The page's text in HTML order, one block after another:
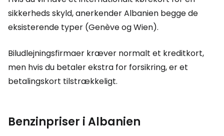
sikkerheds skyld, anerkender Albanien begge de
eksisterende typer (Genève og Wien).
Biludlejningsfirmaer kræver normalt et kreditkort,
men hvis du betaler ekstra for forsikring, er et
betalingskort tilstrækkeligt.
Benzinpriser i Albanien